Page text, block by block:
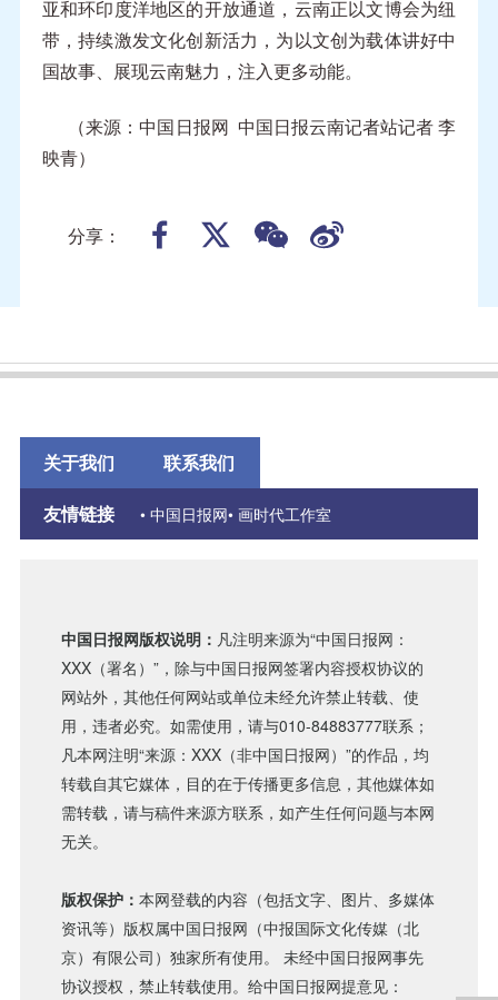
亚和环印度洋地区的开放通道，云南正以文博会为纽
带，持续激发文化创新活力，为以文创为载体讲好中
国故事、展现云南魅力，注入更多动能。
（来源：中国日报网 中国日报云南记者站记者 李
映青）
分享：
关于我们
联系我们
友情链接
• 中国日报网• 画时代工作室
中国日报网版权说明： 凡注明来源为“中国日报网：
XXX（署名）”，除与中国日报网签署内容授权协议的
网站外，其他任何网站或单位未经允许禁止转载、使
用，违者必究。如需使用，请与010-84883777联系；
凡本网注明“来源：XXX（非中国日报网）”的作品，均
转载自其它媒体，目的在于传播更多信息，其他媒体如
需转载，请与稿件来源方联系，如产生任何问题与本网
无关。
版权保护：本网登载的内容（包括文字、图片、多媒体
资讯等）版权属中国日报网（中报国际文化传媒（北
京）有限公司）独家所有使用。 未经中国日报网事先
协议授权，禁止转载使用。给中国日报网提意见：